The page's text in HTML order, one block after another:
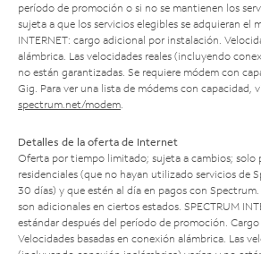
período de promoción o si no se mantienen los
sujeta a que los servicios elegibles se adquieran el
INTERNET: cargo adicional por instalación.
alámbrica. Las velocidades reales (incluyendo
no están garantizadas. Se requiere módem con
Gig. Para ver una lista de módems con capacidad,
spectrum.net/modem
Detalles de la oferta de Internet
Oferta por tiempo limitado; sujeta a cambios; solo
residenciales (que no hayan utilizado servicios de
30 días) y que estén al día en pagos con
son adicionales en ciertos estados. SPECTRUM
estándar después del período de promoción.
Velocidades basadas en conexión alámbrica. Las